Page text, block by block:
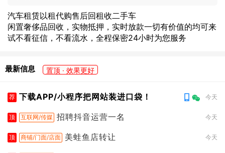
汽车租赁以租代购售后回租收二手车
闲置奢侈品回收，实物抵押，实时放款一切有价值的均可来
试不看征信，不看流水，全程保密24小时为您服务
最新信息 置顶 · 效果更好
荐 下载APP/小程序把网站装进口袋！ 今天
顶 互联网/传媒 招聘抖音运营一名 今天
顶 商铺/门面/店面 美蛙鱼店转让 今天